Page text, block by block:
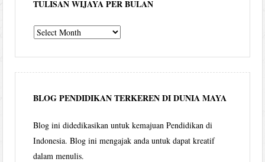
TULISAN WIJAYA PER BULAN
Tulisan
per
bulan
BLOG PENDIDIKAN TERKEREN DI DUNIA MAYA
Blog ini didedikasikan untuk kemajuan Pendidikan di
Indonesia. Blog ini mengajak anda untuk dapat kreatif
dalam menulis.